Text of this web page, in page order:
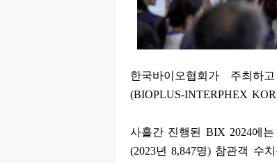
한국바이오협회가 주최하
(BIOPLUS-INTERPHEX
사흘간 진행된 BIX 2024에
(2023년8,847명) 참관객 수